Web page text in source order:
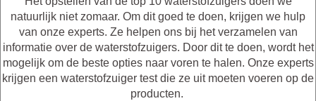
natuurlijk niet zomaar. Om dit goed te doen, krijgen we hulp
van onze experts. Ze helpen ons bij het verzamelen van
informatie over de waterstofzuigers. Door dit te doen, wordt het
mogelijk om de beste opties naar voren te halen. Onze experts
krijgen een waterstofzuiger test die ze uit moeten voeren op de
producten.